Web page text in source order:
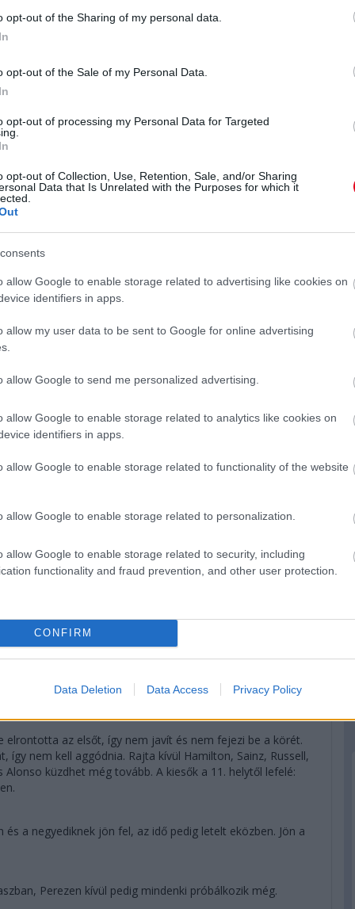
opt-out of the Sharing of my personal data.
opt-out of the Sale of my Personal Data.
opt-out of processing my Personal Data for Targeted
opt-out of Collection, Use, Retention, Sale, and/or Sharing
Data that Is Unrelated with the Purposes for which it
allow Google to enable storage related to advertising like cookies on
identifiers in apps.
allow my user data to be sent to Google for online advertising
allow Google to send me personalized advertising.
allow Google to enable storage related to analytics like cookies on
identifiers in apps.
allow Google to enable storage related to functionality of the website
allow Google to enable storage related to personalization.
allow Google to enable storage related to security, including
functionality and fraud prevention, and other user protection.
CONFIRM
Data Deletion Data Access Privacy Policy
van válasza: 1:17.947.
legjobbjával kerül az élre - 1:18.153
A mexikói abszolút legjobb első szektorral
Mexikóban!
a Ferrari, a Mercedes és a Red Bull pilótái egyaránt
is van tétje a dolognak holnap és nem mindegy
az elsőt, így nem javít és nem fejezi be a körét.
nem kell aggódnia. Rajta kívül Hamilton, Sainz, Russell,
küzdhet még tovább. A kiesők a 11. helytől lefelé:
a negyediknek jön fel, az idő pedig letelt eközben. Jön a
Perezen kívül pedig mindenki próbálkozik még.